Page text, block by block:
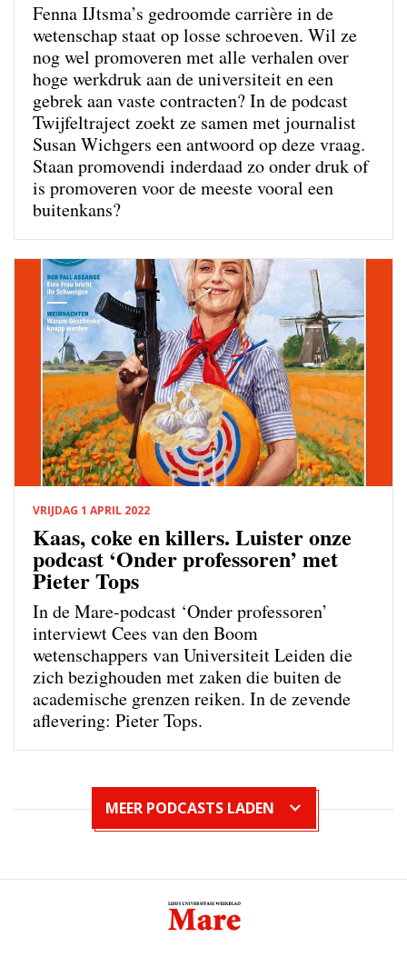
Fenna IJtsma’s gedroomde carrière in de
wetenschap staat op losse schroeven. Wil ze
nog wel promoveren met alle verhalen over
hoge werkdruk aan de universiteit en een
gebrek aan vaste contracten? In de podcast
Twijfeltraject zoekt ze samen met journalist
Susan Wichgers een antwoord op deze vraag.
Staan promovendi inderdaad zo onder druk of
is promoveren voor de meeste vooral een
buitenkans?
VRIJDAG 1 APRIL 2022
Kaas, coke en killers. Luister onze
podcast ‘Onder professoren’ met
Pieter Tops
In de Mare-podcast ‘Onder professoren’
interviewt Cees van den Boom
wetenschappers van Universiteit Leiden die
zich bezighouden met zaken die buiten de
academische grenzen reiken. In de zevende
aflevering: Pieter Tops.
MEER PODCASTS LADEN